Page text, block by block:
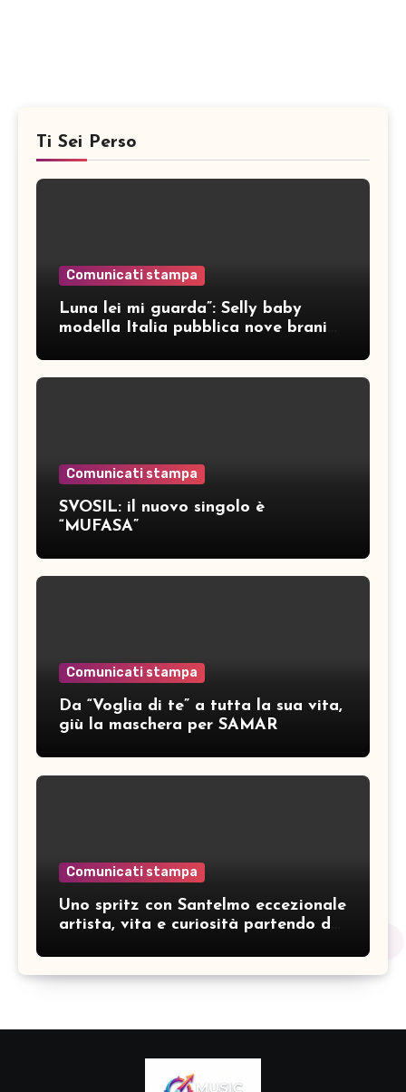
Ti Sei Perso
Comunicati stampa
Luna lei mi guarda”: Selly baby
modella Italia pubblica nove brani
Comunicati stampa
SVOSIL: il nuovo singolo è
“MUFASA”
Comunicati stampa
Da “Voglia di te” a tutta la sua vita,
giù la maschera per SAMAR
Comunicati stampa
Uno spritz con Santelmo eccezionale
artista, vita e curiosità partendo da